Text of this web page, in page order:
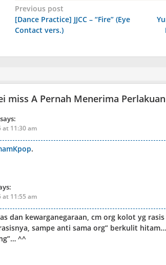
Post
navigation
Previous post
[Dance Practice] JJCC – “Fire” (Eye
Contact vers.)
miss A Pernah Menerima
says:
at 11:30 am
.
at 11:55 am
dan kewarganegaraan, cm org kolot yg
sampe anti sama org” berkulit
^^